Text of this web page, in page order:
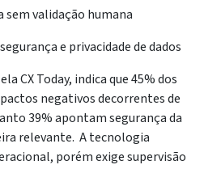
sem validação humana
e privacidade de dados
CX Today, indica que 45% dos
negativos decorrentes de
39% apontam segurança da
relevante. A tecnologia
porém exige supervisão